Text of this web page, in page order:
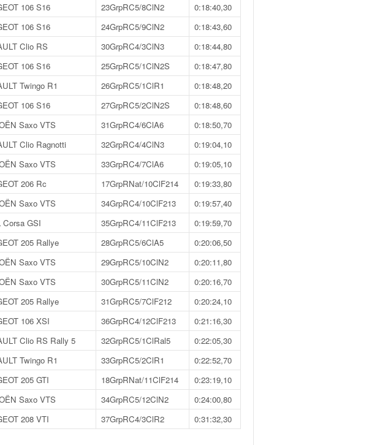
106 S16 23GrpRC5/8ClN2
0:18:40,30
106 S16 24GrpRC5/9ClN2
0:18:43,60
Clio RS 30GrpRC4/3ClN3
0:18:44,80
106 S16 25GrpRC5/1ClN2S
0:18:47,80
Twingo R1 26GrpRC5/1ClR1
0:18:48,20
106 S16 27GrpRC5/2ClN2S
0:18:48,60
Saxo VTS 31GrpRC4/6ClA6
0:18:50,70
Clio Ragnotti 32GrpRC4/4ClN3
0:19:04,10
Saxo VTS 33GrpRC4/7ClA6
0:19:05,10
206 Rc 17GrpRNat/10ClF214
0:19:33,80
Saxo VTS 34GrpRC4/10ClF213
0:19:57,40
Corsa GSI 35GrpRC4/11ClF213
0:19:59,70
205 Rallye 28GrpRC5/6ClA5
0:20:06,50
Saxo VTS 29GrpRC5/10ClN2
0:20:11,80
Saxo VTS 30GrpRC5/11ClN2
0:20:16,70
205 Rallye 31GrpRC5/7ClF212
0:20:24,10
106 XSI 36GrpRC4/12ClF213
0:21:16,30
Clio RS Rally 5 32GrpRC5/1ClRal5
0:22:05,30
Twingo R1 33GrpRC5/2ClR1
0:22:52,70
205 GTI 18GrpRNat/11ClF214
0:23:19,10
Saxo VTS 34GrpRC5/12ClN2
0:24:00,80
208 VTI 37GrpRC4/3ClR2 0:31:32,30